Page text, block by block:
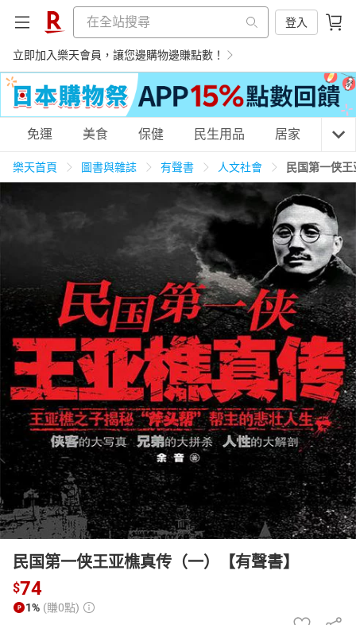
登入
立即加入樂天會員，讓您邊購物邊賺點數！
購物網分類
天天免運 養生保健 民生用品
居家生活 3C家電 運動休閒 親子玩具
女裝 男裝 化妝保養 情趣用品
日本購物 電子/紙本書
HOT
免運 美食 保健 民生用品 居家 3C
樂天首頁 圖書與雜誌 有聲書 人文社會 民国第一侠
民国第一侠王亚樵真传（一）【有聲書】
$74
1% (賺0點)